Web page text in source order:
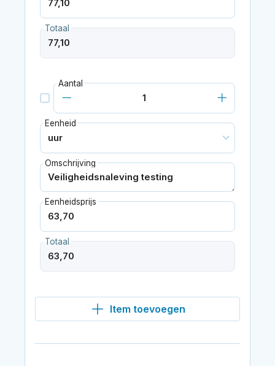
Totaal
Aantal
Eenheid
Omschrijving
Eenheidsprijs
Totaal
Item toevoegen